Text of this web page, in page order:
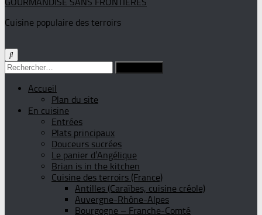
Cuisine populaire des terroirs
Rechercher :
Accueil
Plan du site
En cuisine
Entrées
Plats principaux
Douceurs sucrées
Le panier d’Angélique
Brian is in the kitchen
Cuisine des terroirs (France)
Antilles (Caraïbes, cuisine créole)
Auvergne-Rhône-Alpes
Bourgogne – Franche-Comté